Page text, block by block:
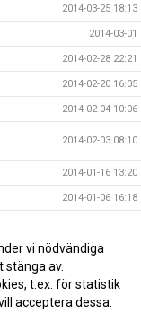
2014-03-25 18:13
2014-03-01
2014-02-28 22:21
2014-02-20 16:05
2014-02-04 10:06
2014-02-03 08:10
2014-01-16 13:20
2014-01-06 16:18
2013-12-06 08:30
2013-11-25 07:15
vi nödvändiga
stänga av.
t.ex. för statistik
acceptera dessa.